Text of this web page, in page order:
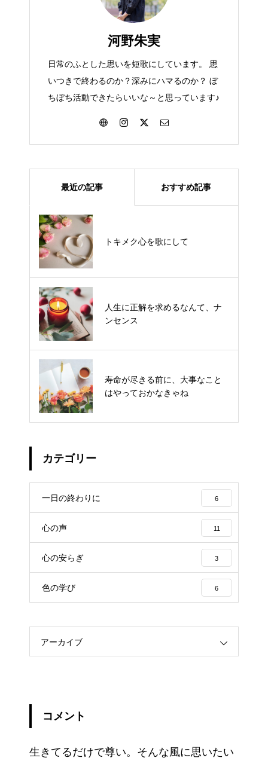
河野朱実
日常のふとした思いを短歌にしています。 思
いつきで終わるのか？深みにハマるのか？ ぼ
ちぼち活動できたらいいな～と思っています♪
最近の記事 おすすめ記事
トキメク心を歌にして
人生に正解を求めるなんて、ナ
ンセンス
寿命が尽きる前に、大事なこと
はやっておかなきゃね
て（カラーセラピーの学びの中
いつの日も、これがあれば笑顔に
なれる
えーい、もういいや！そんな状況
を詠んでみました
カテゴリー
一日の終わりに 6
心の声 11
心の安らぎ 3
色の学び 6
アーカイブ
コメント
生きてるだけで尊い。そんな風に思いたい